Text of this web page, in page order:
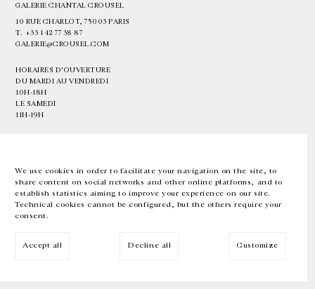
We use cookies in order to facilitate your navigation on the site, to
share content on social networks and other online platforms, and to
establish statistics aiming to improve your experience on our site.
Technical cookies cannot be configured, but the others require your
consent.
Accept all Decline all Customize
GALERIE CHANTAL CROUSEL
10 RUE CHARLOT, 75003 PARIS
T. +33 1 42 77 38 87
GALERIE@CROUSEL.COM
HORAIRES D'OUVERTURE
DU MARDI AU VENDREDI
10H-18H
LE SAMEDI
11H-19H
EN FR 中文 Facebook Instagram
Inscrivez-vous à notre newsletter